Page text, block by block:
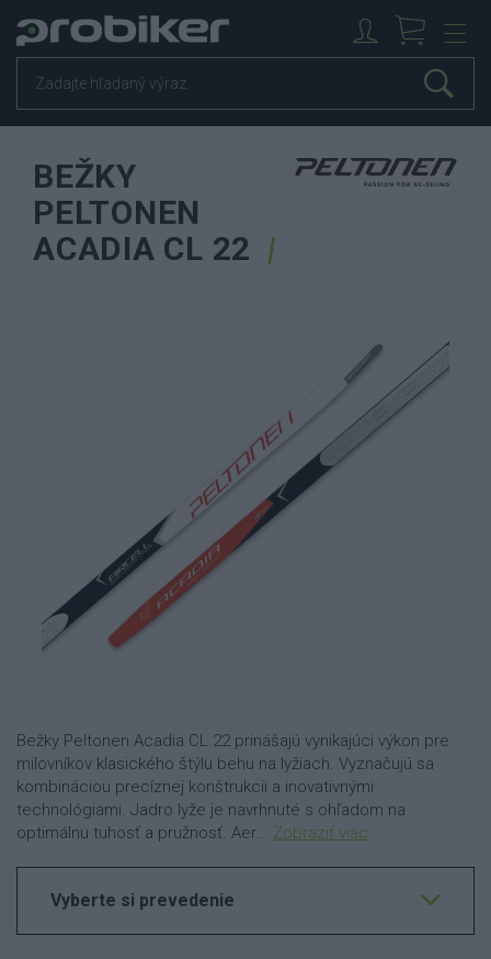
BEŽKY
PELTONEN
ACADIA CL 22
Bežky Peltonen Acadia CL 22 prinášajú vynikajúci výkon pre
milovníkov klasického štýlu behu na lyžiach. Vyznačujú sa
kombináciou precíznej konštrukcii a inovativnými
technológiami. Jadro lyže je navrhnuté s ohľadom na
optimálnu tuhosť a pružnosť. Aer... Zobraziť viac
Vyberte si prevedenie